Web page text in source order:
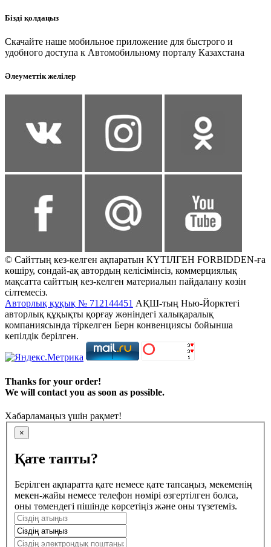
Бізді қолдаңыз
Скачайте наше мобильное приложение для быстрого и
удобного доступа к Автомобильному порталу Казахстана
Әлеуметтік желілер
© Сайттың кез-келген ақпаратын КҮТІЛГЕН FORBIDDEN-ға
көшіру, сондай-ақ автордың келісімінсіз, коммерциялық
мақсатта сайттың кез-келген материалын пайдалану көзін
сілтемесіз.
Авторлық құқық № 712144451 АҚШ-тың Нью-Йорктегі
авторлық құқықты қорғау жөніндегі халықаралық
компаниясында тіркелген Берн конвенциясы бойынша
кепілдік берілген.
Thanks for your order!
We will contact you as soon as possible.
Хабарламаңыз үшін рақмет!
×
Қате тапты?
Берілген ақпаратта қате немесе қате тапсаңыз, мекеменің
мекен-жайы немесе телефон нөмірі өзгертілген болса,
оны төмендегі пішінде көрсетіңіз және оны түзетеміз.